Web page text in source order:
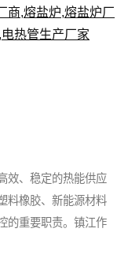
商,熔盐炉,熔盐炉厂
,电热管生产厂家
效、稳定的热能供应
料橡胶、新能源材料
的重要职责。镇江作